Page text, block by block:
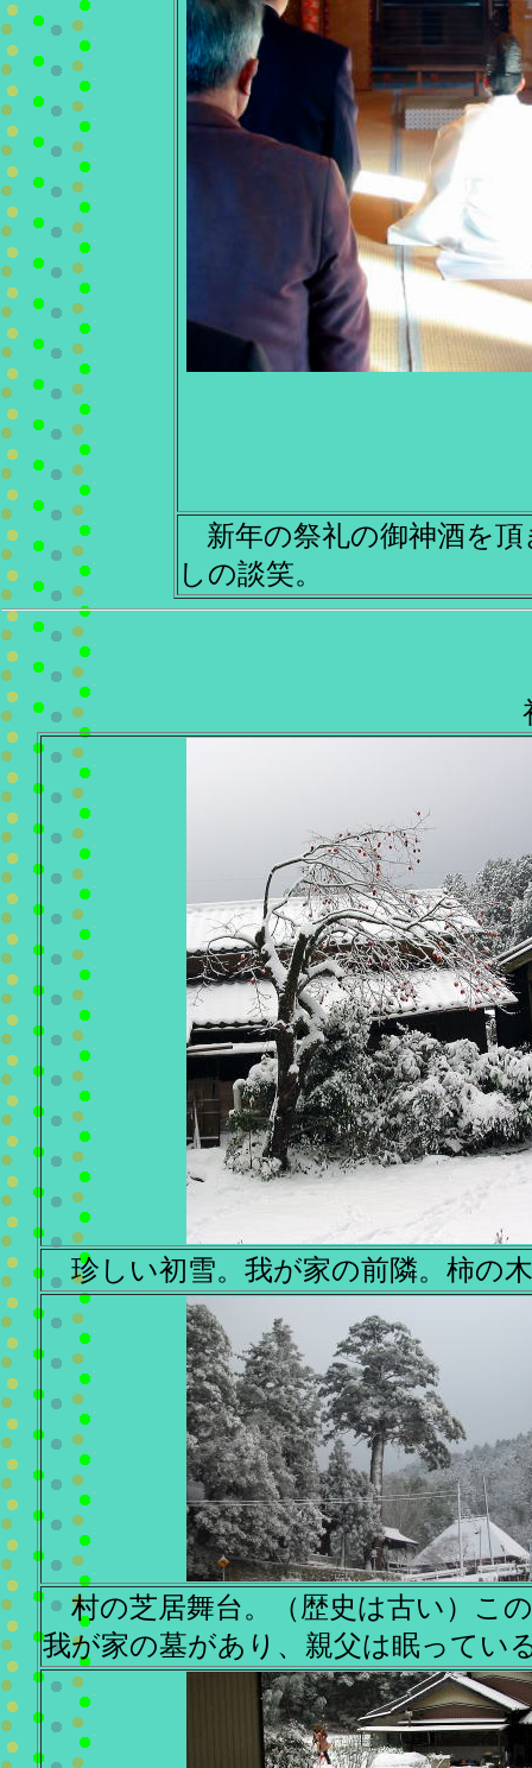
新年の祭礼の御神酒を頂
しの談笑。
珍しい初雪。我が家の前隣。柿の
村の芝居舞台。（歴史は古い）こ
我が家の墓があり、親父は眠ってい